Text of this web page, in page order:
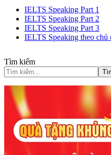
IELTS Speaking Part 1
IELTS Speaking Part 2
IELTS Speaking Part 3
IELTS Speaking theo chủ
Tìm kiếm